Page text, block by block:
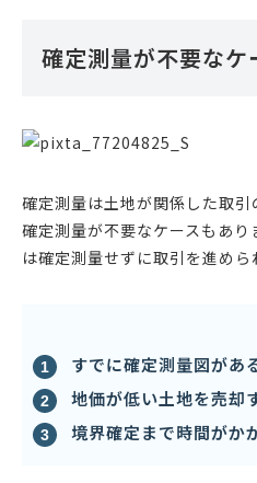
確定測量が不要なケ
確定測量は土地が関係した取引
確定測量が不要なケースもあ
は確定測量せずに取引を進めら
すでに確定測量図があ
地価が低い土地を売却
境界確定まで時間がか